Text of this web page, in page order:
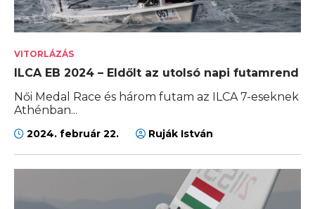
VITORLÁZÁS
ILCA EB 2024 – Eldőlt az utolsó napi futamrend
Női Medal Race és három futam az ILCA 7-eseknek
Athénban...
2024. február 22. Ruják István